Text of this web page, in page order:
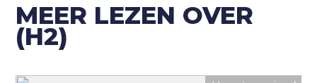
MEER LEZEN OVER
(H2)